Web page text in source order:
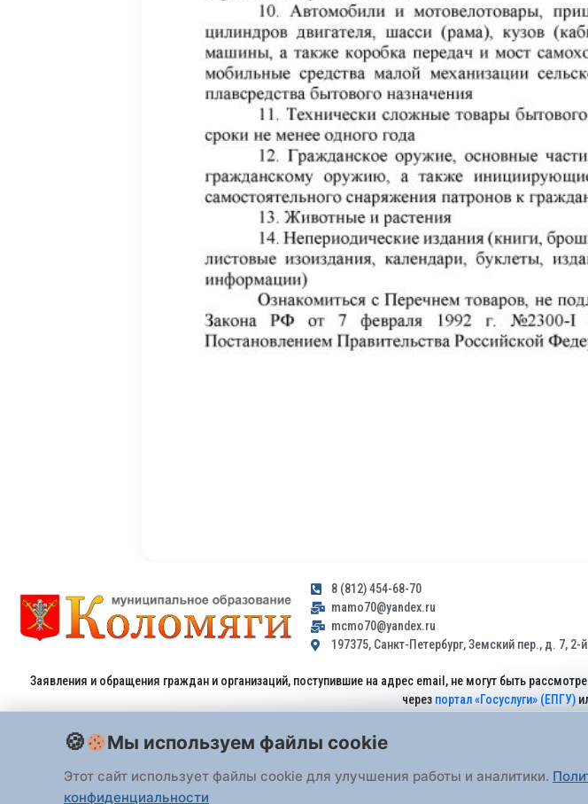
8 (812) 454-68-70
mamo70@yandex.ru
mcmo70@yandex.ru
197375, Санкт-Петербург, Земский пер., д. 7, 2-
Заявления и обращения граждан и организаций, поступившие на адрес email, не могут быть
через портал «Госуслуги» (ЕПГУ)
Мы используем файлы cookie
Этот сайт использует файлы cookie для улучшения работы и аналитики.
конфиденциальности